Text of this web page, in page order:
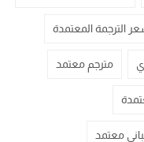
الترجمة المعتمدة
مترجم معتمد
معتمد